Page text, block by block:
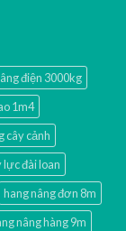
điện 3000kg
1m4
cây cảnh
lực đài loan
hang nâng đơn 8m
nâng hàng 9m